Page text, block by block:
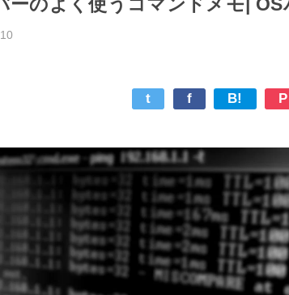
ーのよく使うコマンドメモ| OS
t f B! P